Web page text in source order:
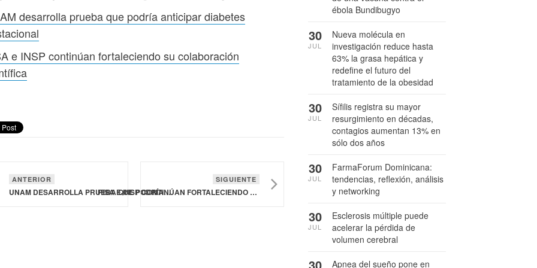
desarrolla prueba que podría anticipar diabetes
e INSP continúan fortaleciendo su colaboración
ANTERIOR
UNAM DESARROLLA PRUEBA QUE PODRÍA ANTICIPAR DIABETES GESTACIONAL
SIGUIENTE
PISA E INSP CONTINÚAN FORTALECIENDO SU COLABORACIÓN CIENTÍFICA
ébola Bundibugyo
Nueva molécula en
investigación reduce hasta
63% la grasa hepática y
redefine el futuro del
tratamiento de la obesidad
30
JUL
Sífilis registra su mayor
resurgimiento en décadas,
contagios aumentan 13% en
sólo dos años
30
JUL
FarmaForum Dominicana:
tendencias, reflexión, análisis
y networking
30
JUL
Esclerosis múltiple puede
acelerar la pérdida de
volumen cerebral
30
JUL
Apnea del sueño pone en